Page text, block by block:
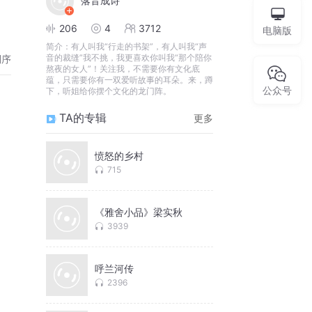
206 4 3712
简介： 有人叫我“行走的书架”，有人叫我“声
音的裁缝”我不挑，我更喜欢你叫我“那个陪你
熬夜的女人”！关注我，不需要你有文化底
蕴，只需要你有一双爱听故事的耳朵。来，蹲
下，听姐给你摆个文化的龙门阵。
TA的专辑 更多
愤怒的乡村
715
《雅舍小品》梁实秋
3939
呼兰河传
2396
电脑版
公众号